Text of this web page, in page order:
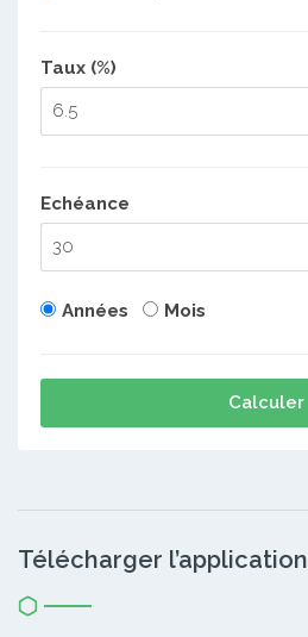
Taux (%)
Echéance
Années Mois
Calculer
Télécharger l’application